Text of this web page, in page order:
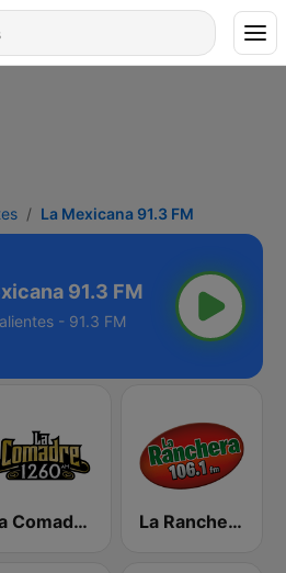
La Mexicana 91.3 FM
91.3 FM
- 91.3 FM
La Comadre 1260 AM La Ranchera 106.1 FM